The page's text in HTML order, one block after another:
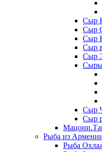
Сыр
Сыр
Сыр
Сыр
Сыр
Сыр
Сыр
Рыба из
Рыба